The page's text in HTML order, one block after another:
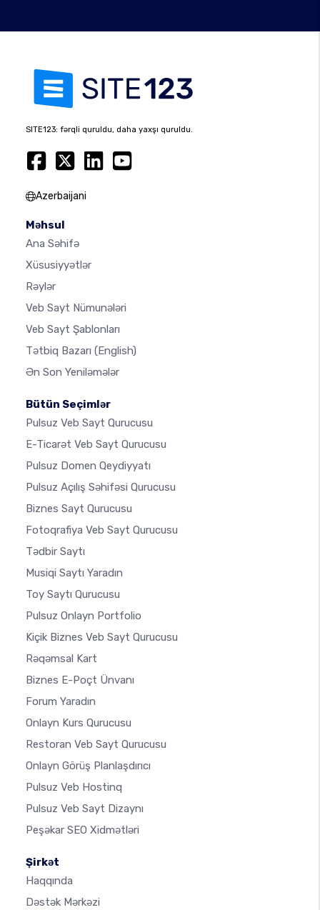
SITE123: fərqli quruldu, daha yaxşı quruldu.
Azerbaijani
Məhsul
Ana Səhifə
Xüsusiyyətlər
Rəylər
Veb Sayt Nümunələri
Veb Sayt Şablonları
Tətbiq Bazarı (English)
Ən Son Yeniləmələr
Bütün Seçimlər
Pulsuz Veb Sayt Qurucusu
E-Ticarət Veb Sayt Qurucusu
Pulsuz Domen Qeydiyyatı
Pulsuz Açılış Səhifəsi Qurucusu
Biznes Sayt Qurucusu
Fotoqrafiya Veb Sayt Qurucusu
Tədbir Saytı
Musiqi Saytı Yaradın
Toy Saytı Qurucusu
Pulsuz Onlayn Portfolio
Kiçik Biznes Veb Sayt Qurucusu
Rəqəmsal Kart
Biznes E-Poçt Ünvanı
Forum Yaradın
Onlayn Kurs Qurucusu
Restoran Veb Sayt Qurucusu
Onlayn Görüş Planlaşdırıcı
Pulsuz Veb Hostinq
Pulsuz Veb Sayt Dizaynı
Peşəkar SEO Xidmətləri
Şirkət
Haqqında
Dəstək Mərkəzi